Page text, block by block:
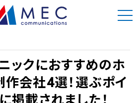
ックにおすすめのホ
作会社4選！選ぶポイ
掲載されました！